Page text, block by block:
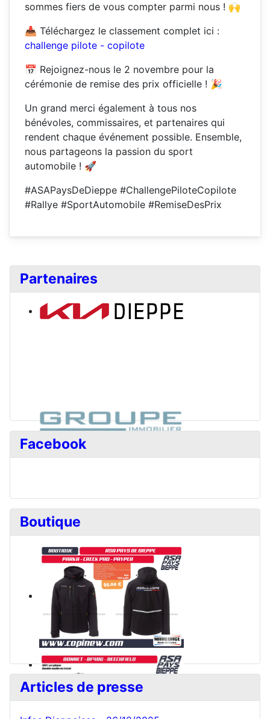
sommes fiers de vous compter parmi nous ! 🙌
📥 Téléchargez le classement complet ici :
challenge pilote - copilote
📅 Rejoignez-nous le 2 novembre pour la
cérémonie de remise des prix officielle ! 🎉
Un grand merci également à tous nos
bénévoles, commissaires, et partenaires qui
rendent chaque événement possible. Ensemble,
nous partageons la passion du sport
automobile ! 🚀
#ASAPaysDeDieppe #ChallengePiloteCopilote
#Rallye #SportAutomobile #RemiseDesPrix
Partenaires
Facebook
Boutique
Articles de presse